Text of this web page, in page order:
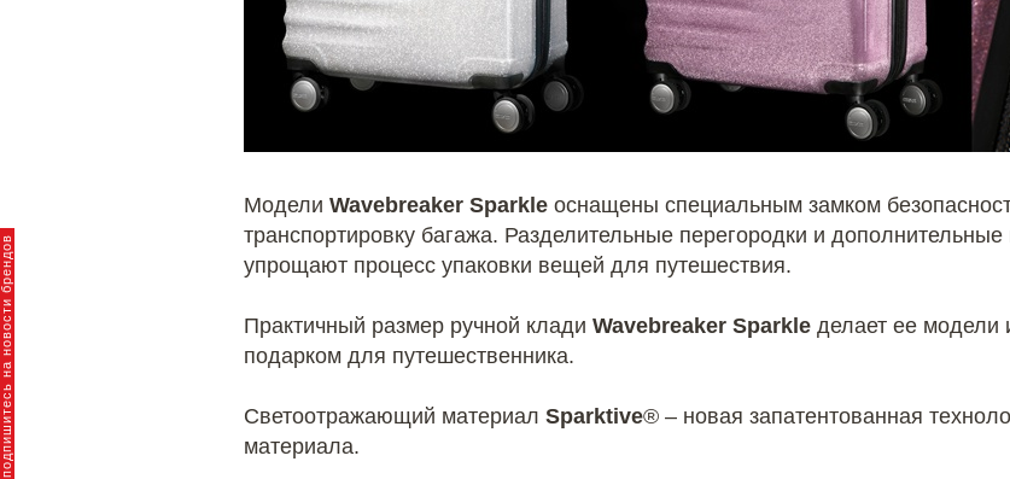
брендов
Модели Wavebreaker Sparkle оснащены специальным замком
транспортировку багажа. Разделительные перегородки и
упрощают процесс упаковки вещей для путешествия.
Практичный размер ручной клади Wavebreaker Sparkle делает ее модели
подарком для путешественника.
Светоотражающий материал Sparktive® – новая запатентованная
материала.